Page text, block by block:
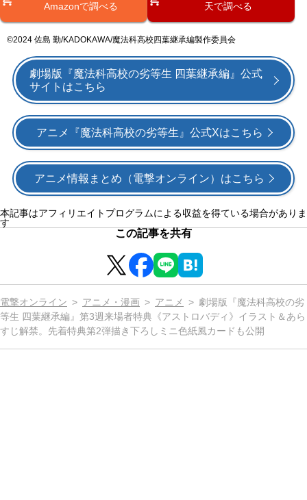
Amazonで調べる 天で調べる
©2024 佐島 勤/KADOKAWA/魔法科⾼校四葉継承編製作委員会
劇場版『魔法科高校の劣等生 四葉継承編』公式
サイトはこちら
アニメ『魔法科高校の劣等生』公式Xはこちら
アニメ情報まとめ（電撃オンライン）はこちら
本記事はアフィリエイトプログラムによる収益を得ている場合がありま
す
この記事を共有
電撃オンライン アニメ・漫画 アニメ
劇場版『魔法科高校の劣
等生 四葉継承編』第3週来場者特典《アストロバディ》イラスト＆あら
すじ解禁。先着特典第2弾描き下ろしミニ⾊紙⾵カードも公開